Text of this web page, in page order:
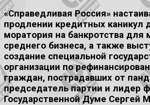
«Справедливая Россия»
продлении кредитных каникул
моратория на банкротства для
среднего бизнеса, а также
создание специальной
организации по
граждан, пострадавших от
председатель партии и лидер
Государственной Думе Сергей